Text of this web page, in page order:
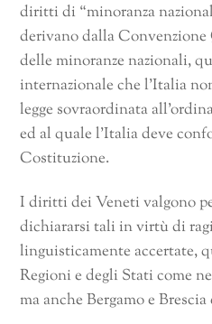
diritti di “minoranza
derivano dalla Convenzione
delle minoranze nazionali,
internazionale che l’Italia
legge sovraordinata
ed al quale l’Italia deve
Costituzione.
I diritti dei Veneti valgono
dichiararsi tali in virtù di
linguisticamente accertate,
Regioni e degli Stati come
ma anche Bergamo e Brescia